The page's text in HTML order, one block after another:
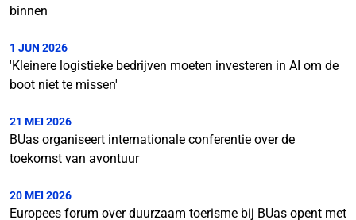
binnen
1 JUN 2026
'Kleinere logistieke bedrijven moeten investeren in AI om de
boot niet te missen'
21 MEI 2026
BUas organiseert internationale conferentie over de
toekomst van avontuur
20 MEI 2026
Europees forum over duurzaam toerisme bij BUas opent met